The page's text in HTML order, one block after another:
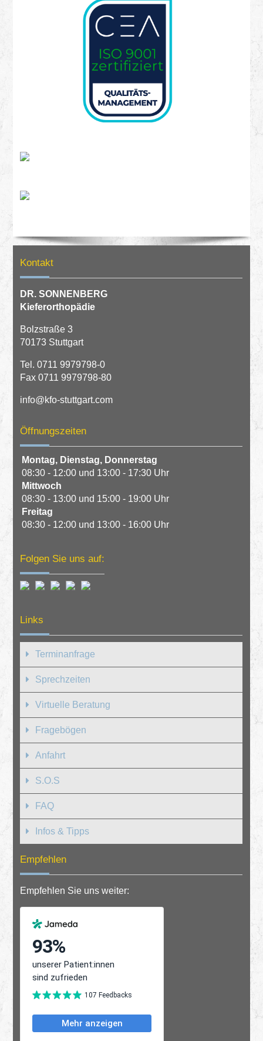
Kontakt
DR. SONNENBERG
Kieferorthopädie
Bolzstraße 3
70173 Stuttgart
Tel.0711 9979798-0
Fax 0711 9979798-80
info@kfo-stuttgart.com
Öffnungszeiten
Montag, Dienstag, Donnerstag
08:30 - 12:00 und 13:00 - 17:30 Uhr
Mittwoch
08:30 - 13:00 und 15:00 - 19:00 Uhr
Freitag
08:30 - 12:00 und 13:00 - 16:00 Uhr
Folgen Sie uns auf:
Links
Terminanfrage
Sprechzeiten
Virtuelle Beratung
Fragebögen
Anfahrt
S.O.S
FAQ
Infos & Tipps
Empfehlen
Empfehlen Sie uns weiter: